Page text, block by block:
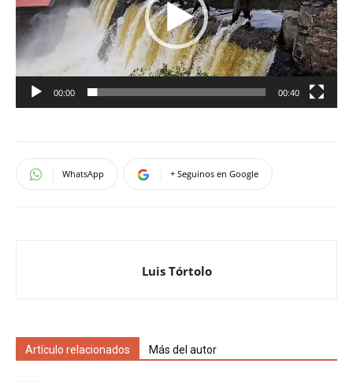
00:00 00:40
WhatsApp + Seguinos en Google
Luis Tórtolo
Artículo relacionados Más del autor